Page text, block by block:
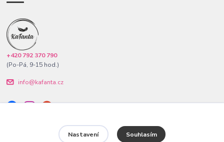
+420 792 370 790
(Po-Pá, 9-15 hod.)
info@kafanta.cz
Nastavení Souhlasím